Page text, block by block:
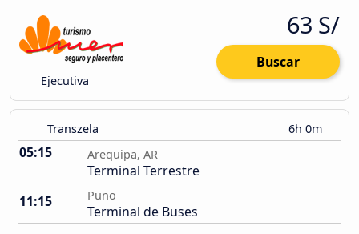
Ejecutiva
63 S/
Buscar
Transzela 6h 0m
05:15 Arequipa, AR
Terminal Terrestre
11:15
Puno
Terminal de Buses